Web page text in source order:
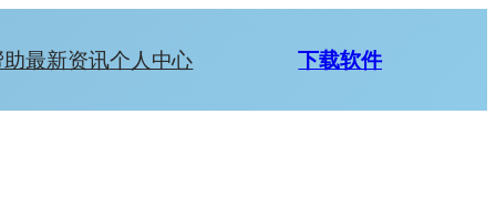
最新资讯个人中心 下载软件